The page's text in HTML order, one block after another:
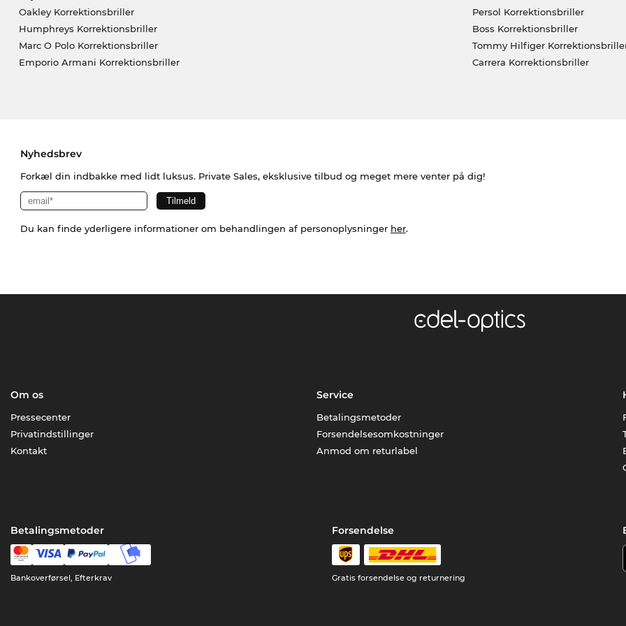
Oakley Korrektionsbriller
Humphreys Korrektionsbriller
Marc O Polo Korrektionsbriller
Emporio Armani Korrektionsbriller
Persol Korrektionsbriller
Boss Korrektionsbriller
Tommy Hilfiger
Carrera Korrektionsbriller
Nyhedsbrev
Forkæl din indbakke med lidt luksus. Private Sales, eksklusive tilbud og meget mere venter på dig!
Du kan finde yderligere informationer om behandlingen af personoplysninger her.
Om os
Pressecenter
Privatindstillinger
Kontakt
Service
Betalingsmetoder
Forsendelsesomkostninger
Anmod om returlabel
Betalingsmetoder
Bankoverførsel, Efterkrav
Forsendelse
Gratis forsendelse og returnering